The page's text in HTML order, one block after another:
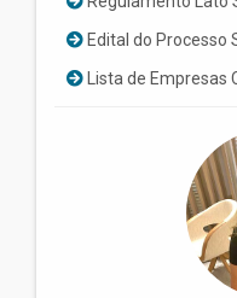
Edital do Processo
Lista de Empresas